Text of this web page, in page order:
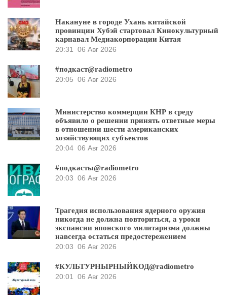
Накануне в городе Ухань китайской
провинции Хубэй стартовал Кинокультурный
карнавал Медиакорпорации Китая
20:31
06 Авг 2026
#подкаст@radiometro
20:05 06 Авг 2026
Министерство коммерции КНР в среду
объявило о решении принять ответные меры
в отношении шести американских
хозяйствующих субъектов
20:04 06 Авг 2026
#подкасты@radiometro
20:03 06 Авг 2026
Трагедия использования ядерного оружия
никогда не должна повториться, а уроки
экспансии японского милитаризма должны
навсегда остаться предостережением
20:03 06 Авг 2026
#КУЛЬТУРНЫРНЫЙКОД@radiometro
20:01
06 Авг 2026